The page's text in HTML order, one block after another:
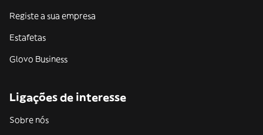
Registe a sua empresa
Estafetas
Glovo Business
Ligações de interesse
Sobre nós